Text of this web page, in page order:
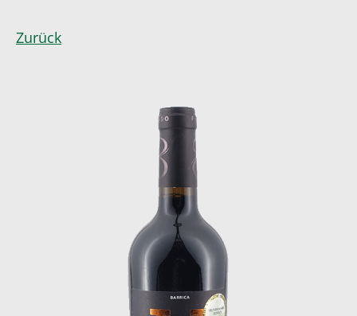
Zurück